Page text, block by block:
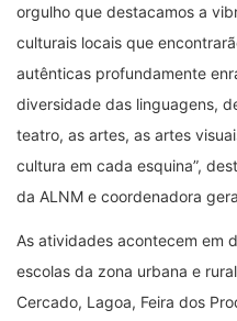
orgulho que destacamos a
culturais locais que
autênticas profundamente
diversidade das linguagens,
teatro, as artes, as artes
cultura em cada esquina”,
da ALNM e coordenadora
As atividades acontecem
escolas da zona urbana e
Cercado, Lagoa, Feira dos